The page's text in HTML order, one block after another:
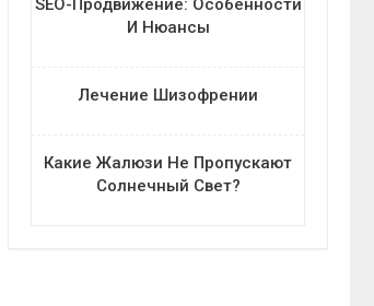
И Нюансы
Лечение Шизофрении
Какие Жалюзи Не Пропускают
Солнечный Свет?